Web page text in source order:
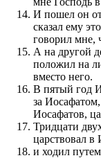
И пошел он
сказал ему
говорил мне,
А на другой
положил на
вместо него.
В пятый год
за
Иосафатов,
Тридцати
царствовал в
и ходил